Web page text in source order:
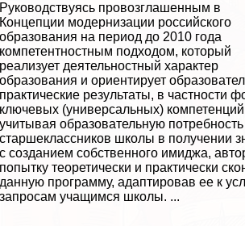
Руководствуясь провозглашенным в
Концепции модернизации российского
образования на период до 2010 года
компетентностным подходом, который
реализует деятельностный хаpaктер
образования и ориентирует
пpaктические результаты, в частности
ключевых (универсальных)
учитывая образовательную потребность
старшеклассников школы в получении
с созданием собственного имиджа,
попытку теоретически и пpaктически
данную программу, адаптировав ее к
запросам учащимся школы. ...